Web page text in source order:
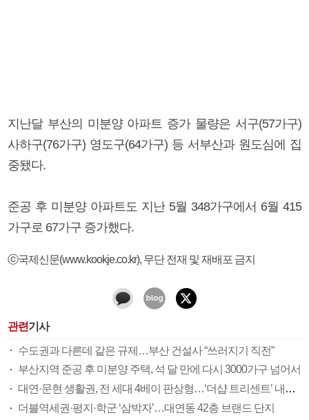
지난달 부산의 미분양 아파트 증가 물량은 서구(57가구)
사하구(76가구) 영도구(64가구) 등 서부산과 원도심에 집
중됐다.
준공 후 미분양 아파트도 지난 5월 348가구에서 6월 415
가구로 67가구 증가했다.
ⓒ국제신문(www.kookje.co.kr), 무단 전재 및 재배포 금지
관련기사
수도권과 다른데 같은 규제…부산 건설사 “쓰러지기 직전”
부산지역 준공 후 미분양 주택, 석 달 만에 다시 3000가구 넘어서
대연·문현 생활권, 전 세대 4베이 판상형…‘더샵 트리센트’ 내달 분양
더블역세권·평지·학군 ‘삼박자’…대연동 42층 브랜드 단지